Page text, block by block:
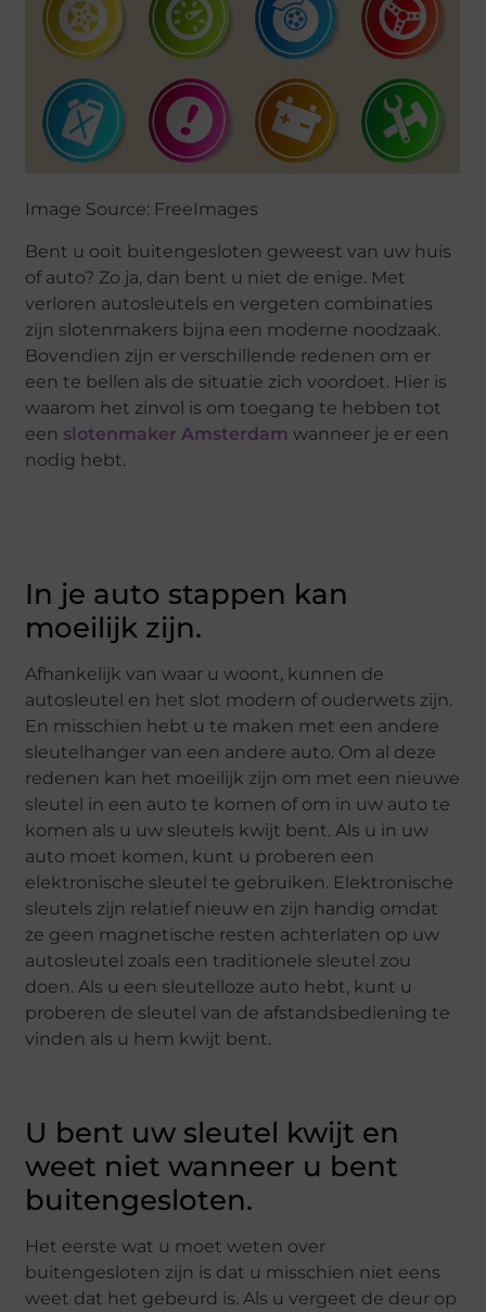
Image Source: FreeImages‍
Bent u ooit buitengesloten geweest van uw huis
of auto? Zo ja, dan bent u niet de enige. Met
verloren autosleutels en vergeten combinaties
zijn slotenmakers bijna een moderne noodzaak.
Bovendien zijn er verschillende redenen om er
een te bellen als de situatie zich voordoet. Hier is
waarom het zinvol is om toegang te hebben tot
een slotenmaker Amsterdam wanneer je er een
nodig hebt.
In je auto stappen kan
moeilijk zijn.
Afhankelijk van waar u woont, kunnen de
autosleutel en het slot modern of ouderwets zijn.
En misschien hebt u te maken met een andere
sleutelhanger van een andere auto. Om al deze
redenen kan het moeilijk zijn om met een nieuwe
sleutel in een auto te komen of om in uw auto te
komen als u uw sleutels kwijt bent. Als u in uw
auto moet komen, kunt u proberen een
elektronische sleutel te gebruiken. Elektronische
sleutels zijn relatief nieuw en zijn handig omdat
ze geen magnetische resten achterlaten op uw
autosleutel zoals een traditionele sleutel zou
doen. Als u een sleutelloze auto hebt, kunt u
proberen de sleutel van de afstandsbediening te
vinden als u hem kwijt bent.
U bent uw sleutel kwijt en
weet niet wanneer u bent
buitengesloten.
Het eerste wat u moet weten over
buitengesloten zijn is dat u misschien niet eens
weet dat het gebeurd is. Als u vergeet de deur op